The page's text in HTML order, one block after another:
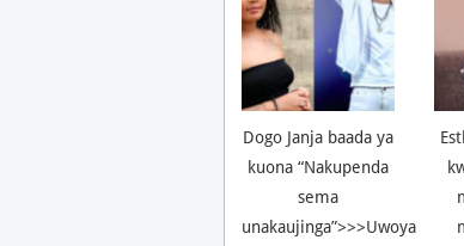
Dogo Janja baada ya
kuona “Nakupenda
sema
unakaujinga”>>>Uwoya